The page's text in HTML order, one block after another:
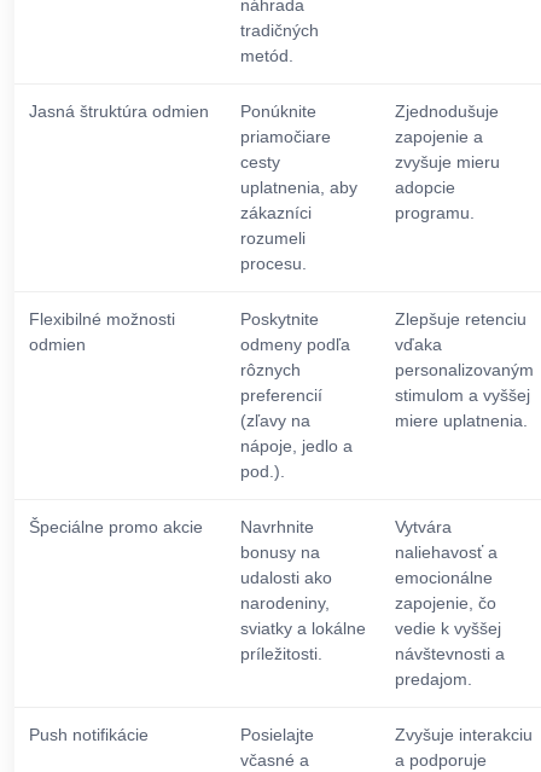
náhrada
tradičných
metód.
Jasná štruktúra odmien
Ponúknite
priamočiare
cesty
uplatnenia, aby
zákazníci
rozumeli
procesu.
Zjednodušuje
zapojenie a
zvyšuje mieru
adopcie
programu.
Flexibilné možnosti
odmien
Poskytnite
odmeny podľa
rôznych
preferencií
(zľavy na
nápoje, jedlo a
pod.).
Zlepšuje retenciu
vďaka
personalizovaným
stimulom a vyššej
miere uplatnenia.
Špeciálne promo akcie
Navrhnite
bonusy na
udalosti ako
narodeniny,
sviatky a lokálne
príležitosti.
Vytvára
naliehavosť a
emocionálne
zapojenie, čo
vedie k vyššej
návštevnosti a
predajom.
Push notifikácie
Posielajte
včasné a
Zvyšuje interakciu
a podporuje